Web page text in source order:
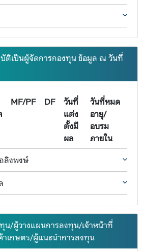
ติเป็นผู้จัดการกองทุน ข้อมูล ณ วันที่
MF/PF DF
วันที่
แต่ง
ตั้งมี
ผล
วันที่หมด
อายุ/
อบรม
ภายใน
ลิงพงษ์
น/ผู้วางแผนการลงทุน/เจ้าหน้าที่
เกษตร/ผู้แนะนำการลงทุน